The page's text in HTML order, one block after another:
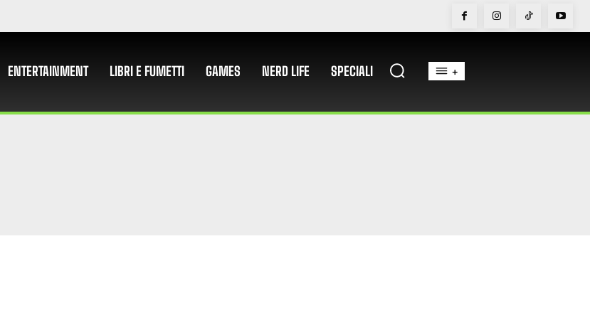
ENTERTAINMENT LIBRI E FUMETTI GAMES NERD LIFE SPECIALI +